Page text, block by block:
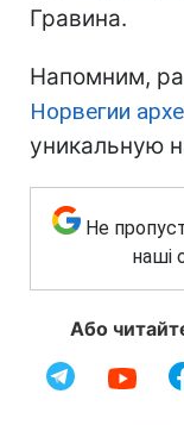
Гравина.
Напомним,
Норвегии
уникальную
Не
наші
Або